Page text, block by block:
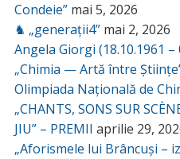
Condeie” mai 5, 2026
♞ „generații4” mai 2, 2026
Angela Giorgi (18.10.1961 –
„Chimia — Artă între
Olimpiada Națională de
„CHANTS, SONS SUR
JIU” – PREMII aprilie 29,
„Aforismele lui Brâncuși –